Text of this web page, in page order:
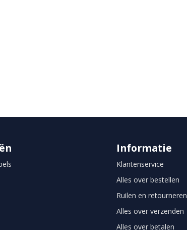
Informatie
Klantenservice
Alles over bestellen
Ruilen en retourneren
Alles over verzenden
Alles over betalen